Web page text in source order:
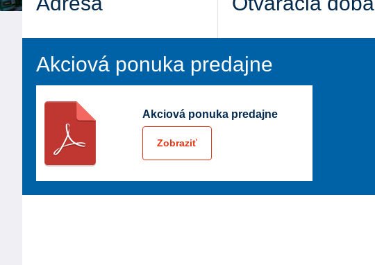
Akciová ponuka predajne
Akciová ponuka predajne
Zobraziť